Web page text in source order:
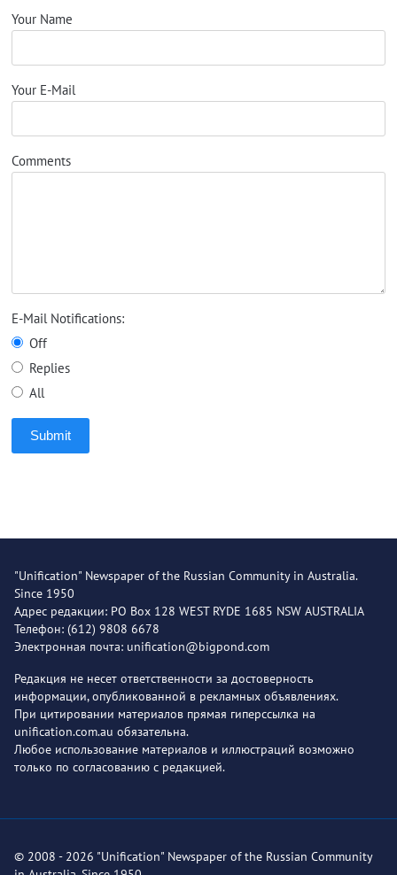
Your Name
Your E-Mail
Comments
E-Mail Notifications:
Off
Replies
All
Submit
"Unification" Newspaper of the Russian Community in Australia.
Since 1950
Адрес редакции: PO Box 128 WEST RYDE 1685 NSW AUSTRALIA
Телефон: (612) 9808 6678
Электронная почта: unification@bigpond.com
Редакция не несет ответственности за достоверность
информации, опубликованной в рекламных объявлениях.
При цитировании материалов прямая гиперссылка на
unification.com.au обязательна.
Любое использование материалов и иллюстраций возможно
только по согласованию с редакцией.
© 2008 - 2026 "Unification" Newspaper of the Russian Community